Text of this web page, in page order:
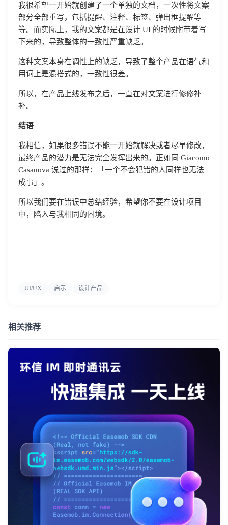
我很希望一开始就创建了一个单独的文档，一次性将文案
部分全部重写，包括提醒、注释、标签、弹出框提醒等
等。而实际上，我的文案都是在设计 UI 的时候附带着写
下来的，导致整体的一致性严重缺乏。
这种文案本身在调性上的缺乏，导致了整个产品在语气和
用词上是混搭式的，一致性很差。
所以，在产品上线发布之后，一直在对文案进行修修补
补。
结语
我相信，如果很多错误不能一开始就解决或者尽早修改，
最终产品的潜力是无法完全发挥出来的。正如同 Giacomo
Casanova 说过的那样：「一个不会犯错的人同样也无法
成事」。
所以我们要在错误中总结经验，希望你不要在设计项目
中，陷入与我相同的困境。
UI/UX 启示 设计产品
相关推荐